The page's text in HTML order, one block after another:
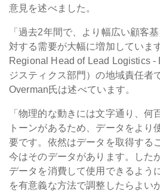
意見を述べました。
「過去2年間で、より幅広い顧客
対する需要が大幅に増加していま
Regional Head of Lead Logistics -
ジスティクス部門）の地域責任者
Overman氏は述べています。
「物理的な動きには文字通り、何
トーンがあるため、データをより
要です。依然はデータを取得する
今はそのデータがあります。した
データを消費して使用できるよう
を有意義な方法で調整したらよい